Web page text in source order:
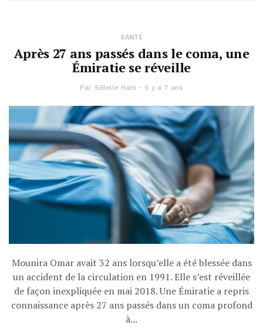
SANTÉ
Après 27 ans passés dans le coma, une
Émiratie se réveille
Par SiBelle Haiti Il y a 7 ans
Mounira Omar avait 32 ans lorsqu’elle a été blessée dans
un accident de la circulation en 1991. Elle s’est réveillée
de façon inexpliquée en mai 2018. Une Émiratie a repris
connaissance après 27 ans passés dans un coma profond
à...